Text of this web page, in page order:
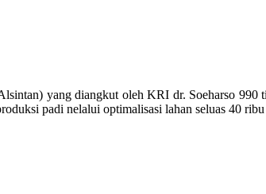
yang diangkut oleh KRI dr. Soeharso 990
padi nelalui optimalisasi lahan seluas 40